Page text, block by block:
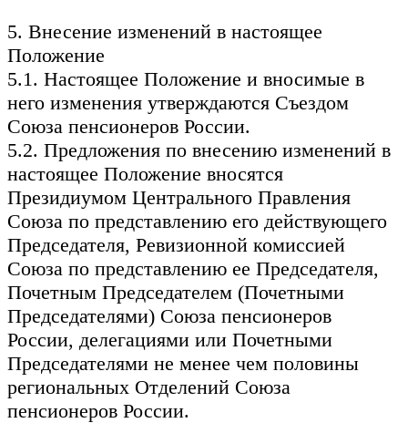
5. Внесение изменений в настоящее
Положение
5.1. Настоящее Положение и вносимые в
него изменения утверждаются Съездом
Союза пенсионеров России.
5.2. Предложения по внесению изменений в
настоящее Положение вносятся
Президиумом Центрального Правления
Союза по представлению его действующего
Председателя, Ревизионной комиссией
Союза по представлению ее Председателя,
Почетным Председателем (Почетными
Председателями) Союза пенсионеров
России, делегациями или Почетными
Председателями не менее чем половины
региональных Отделений Союза
пенсионеров России.